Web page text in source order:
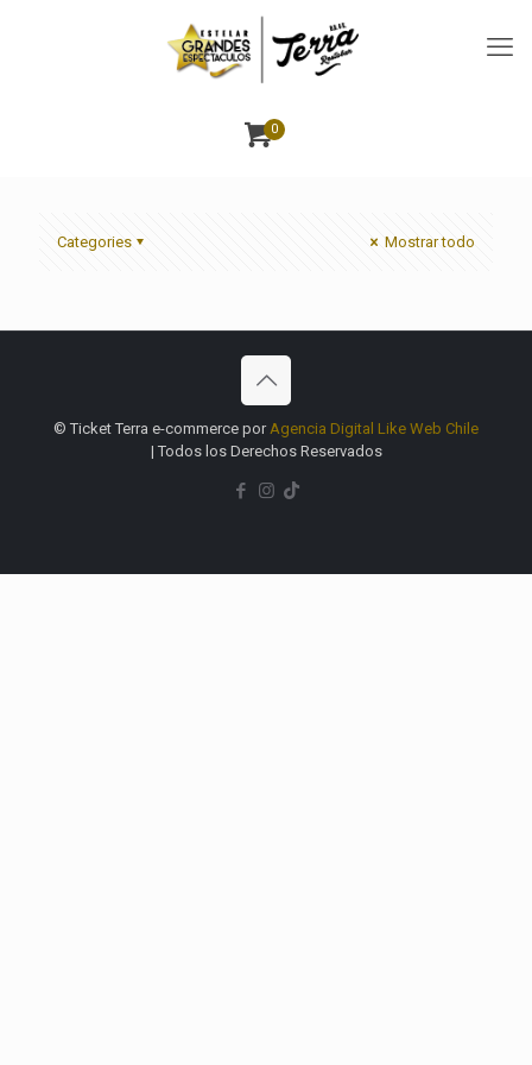
0
Categories Mostrar todo
© Ticket Terra e-commerce porAgencia Digital Like Web Chile
| Todos los Derechos Reservados